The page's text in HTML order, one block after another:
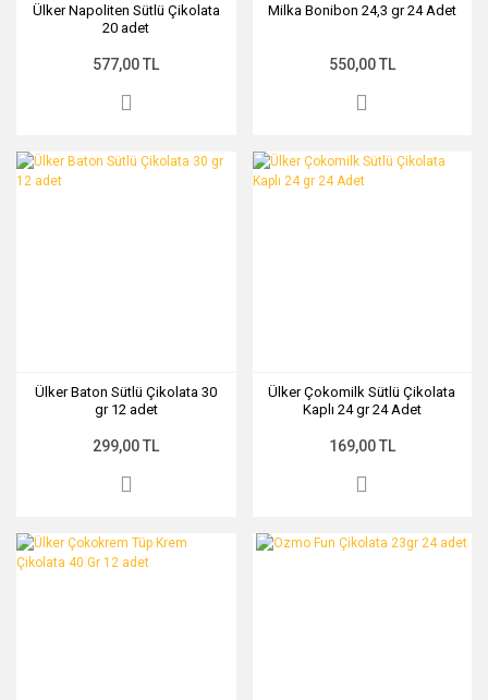
Ülker Napoliten Sütlü Çikolata
20 adet
577,00 TL
Milka Bonibon 24,3 gr 24 Adet
550,00 TL
Ülker Baton Sütlü Çikolata 30
gr 12 adet
299,00 TL
Ülker Çokomilk Sütlü Çikolata
Kaplı 24 gr 24 Adet
169,00 TL